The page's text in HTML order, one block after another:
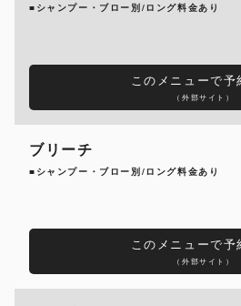
■シャンプー・ブロー別/ロング料金あり
このメニューで予
（外部サイト）
ブリーチ
■シャンプー・ブロー別/ロング料金あり
このメニューで予
（外部サイト）